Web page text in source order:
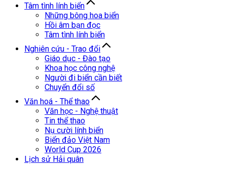
Tâm tình lính biển
Những bông hoa biển
Hồi âm bạn đọc
Tâm tình lính biển
Nghiên cứu - Trao đổi
Giáo dục - Đào tạo
Khoa học công nghệ
Người đi biển cần biết
Chuyển đổi số
Văn hoá - Thể thao
Văn học - Nghệ thuật
Tin thể thao
Nụ cười lính biển
Biển đảo Việt Nam
World Cup 2026
Lịch sử Hải quân